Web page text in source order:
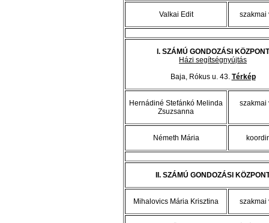
Valkai Edit szakmai
I. SZÁMÚ GONDOZÁSI KÖZPONT
Házi segítségnyújtás
Baja, Rókus u. 43. Térkép
Hernádiné Stefánkó Melinda
Zsuzsanna
szakmai
Németh Mária
II. SZÁMÚ GONDOZÁSI
Mihalovics Mária Krisztina szakmai